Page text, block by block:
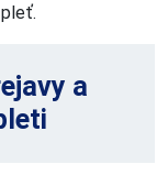
a